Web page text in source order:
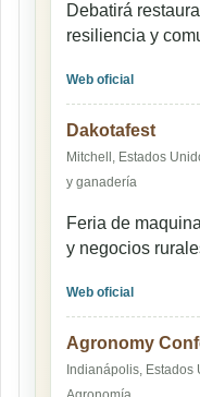
Debatirá
resiliencia y
Web oficial
Dakotafest
Mitchell, Estados
y ganadería
Feria de
y negocios
Web oficial
Agronomy
Indianápolis, Estados